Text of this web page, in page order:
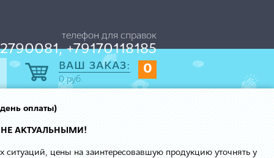
телефон для справок
+79170118185
0
ВАШ ЗАКАЗ:
0руб.
оплаты)
АКТУАЛЬНЫМИ!
ситуаций, цены на заинтересовавшую продукцию уточнять у